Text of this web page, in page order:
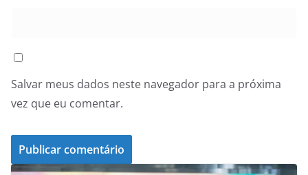
Salvar meus dados neste navegador para a próxima
vez que eu comentar.